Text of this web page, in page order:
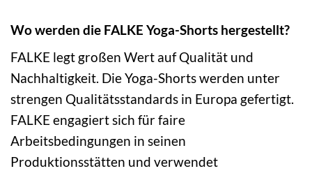
Wo werden die FALKE Yoga-Shorts hergestellt?
FALKE legt großen Wert auf Qualität und
Nachhaltigkeit. Die Yoga-Shorts werden unter
strengen Qualitätsstandards in Europa gefertigt.
FALKE engagiert sich für faire
Arbeitsbedingungen in seinen
Produktionsstätten und verwendet